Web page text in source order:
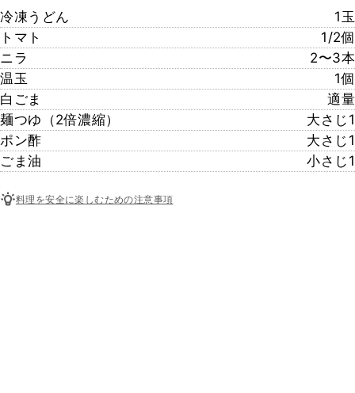
冷凍うどん
1玉
トマト
1/2個
ニラ
2〜3本
温玉
1個
白ごま
適量
麺つゆ（2倍濃縮）
大さじ1
ポン酢
大さじ1
ごま油
小さじ1
料理を安全に楽しむための注意事項